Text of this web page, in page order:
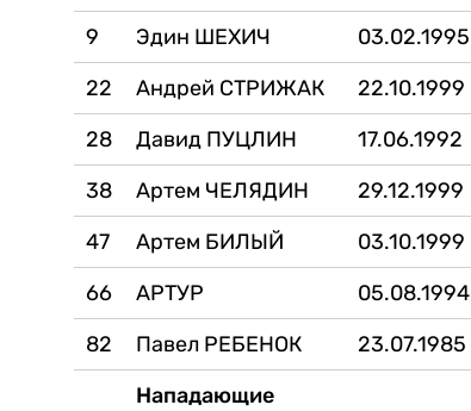
9
Эдин ШЕХИЧ 03.02.1995
22
Андрей СТРИЖАК 22.10.1999
28
Давид ПУЦЛИН 17.06.1992
38
Артем ЧЕЛЯДИН 29.12.1999
47
Артем БИЛЫЙ 03.10.1999
66
АРТУР 05.08.1994
82
Павел РЕБЕНОК 23.07.1985
Нападающие